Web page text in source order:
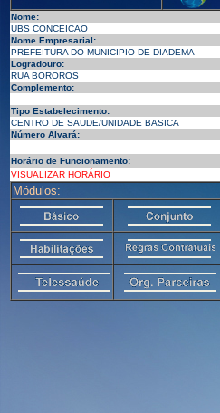
Nome:
UBS CONCEICAO
Nome Empresarial:
PREFEITURA DO MUNICIPIO DE DIADEMA
Logradouro:
RUA BOROROS
Complemento:
Tipo Estabelecimento:
CENTRO DE SAUDE/UNIDADE BASICA
Número Alvará:
Horário de Funcionamento:
VISUALIZAR HORÁRIO
Módulos: